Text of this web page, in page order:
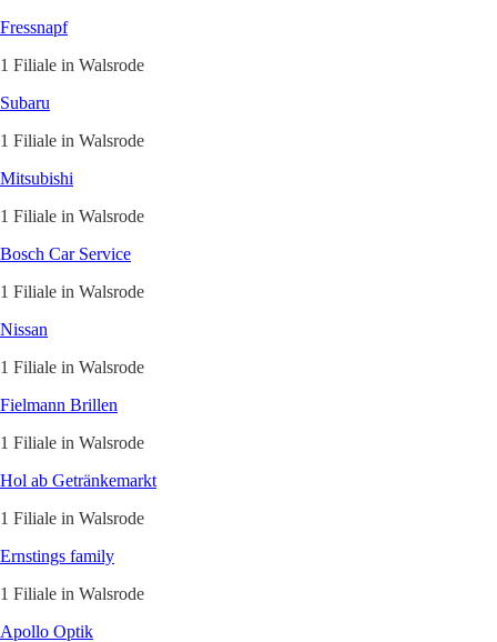
Fressnapf
1 Filiale in Walsrode
Subaru
1 Filiale in Walsrode
Mitsubishi
1 Filiale in Walsrode
Bosch Car Service
1 Filiale in Walsrode
Nissan
1 Filiale in Walsrode
Fielmann Brillen
1 Filiale in Walsrode
Hol ab Getränkemarkt
1 Filiale in Walsrode
Ernstings family
1 Filiale in Walsrode
Apollo Optik